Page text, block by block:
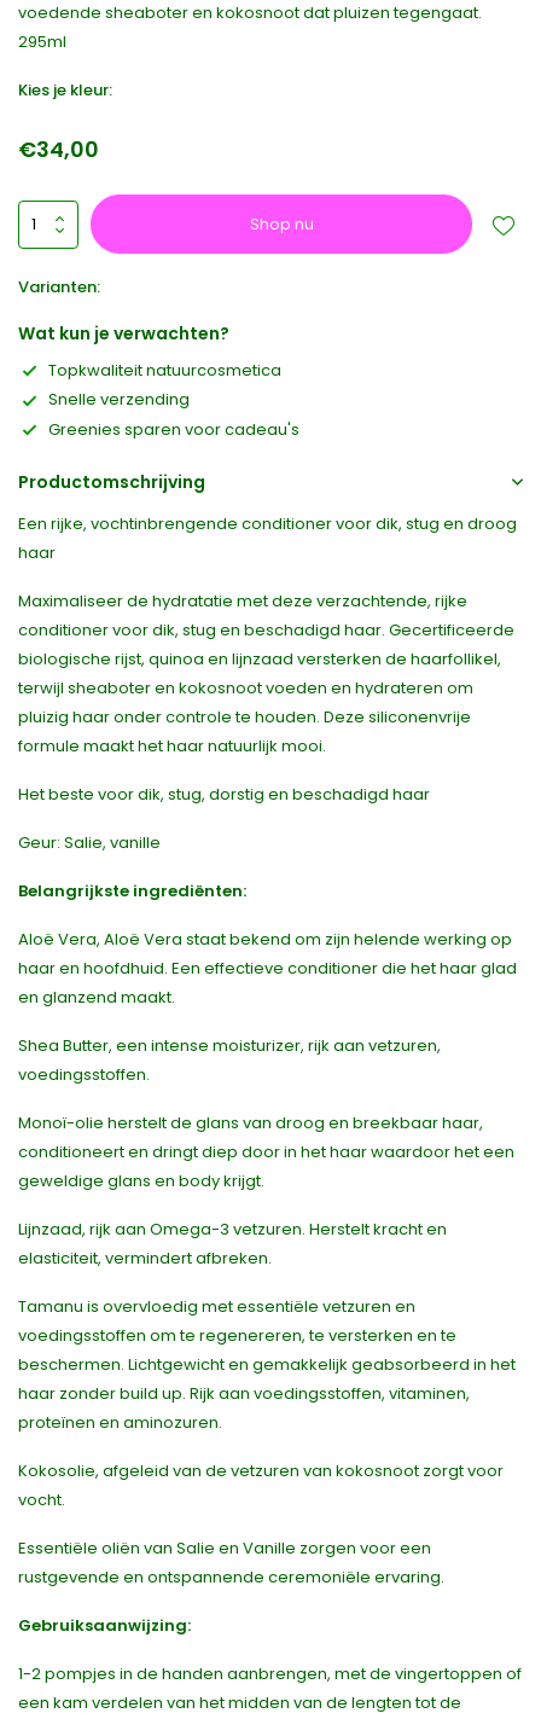
voedende sheaboter en kokosnoot dat pluizen tegengaat.
295ml
Kies je kleur:
€34,00
Shop nu
Varianten:
Wat kun je verwachten?
Topkwaliteit natuurcosmetica
Snelle verzending
Greenies sparen voor cadeau's
Productomschrijving
Een rijke, vochtinbrengende conditioner voor dik, stug en droog
haar
Maximaliseer de hydratatie met deze verzachtende, rijke
conditioner voor dik, stug en beschadigd haar. Gecertificeerde
biologische rijst, quinoa en lijnzaad versterken de haarfollikel,
terwijl sheaboter en kokosnoot voeden en hydrateren om
pluizig haar onder controle te houden. Deze siliconenvrije
formule maakt het haar natuurlijk mooi.
Het beste voor dik, stug, dorstig en beschadigd haar
Geur: Salie, vanille
Belangrijkste ingrediënten:
Aloë Vera, Aloë Vera staat bekend om zijn helende werking op
haar en hoofdhuid. Een effectieve conditioner die het haar glad
en glanzend maakt.
Shea Butter, een intense moisturizer, rijk aan vetzuren,
voedingsstoffen.
Monoï-olie herstelt de glans van droog en breekbaar haar,
conditioneert en dringt diep door in het haar waardoor het een
geweldige glans en body krijgt.
Lijnzaad, rijk aan Omega-3 vetzuren. Herstelt kracht en
elasticiteit, vermindert afbreken.
Tamanu is overvloedig met essentiële vetzuren en
voedingsstoffen om te regenereren, te versterken en te
beschermen. Lichtgewicht en gemakkelijk geabsorbeerd in het
haar zonder build up. Rijk aan voedingsstoffen, vitaminen,
proteïnen en aminozuren.
Kokosolie, afgeleid van de vetzuren van kokosnoot zorgt voor
vocht.
Essentiële oliën van Salie en Vanille zorgen voor een
rustgevende en ontspannende ceremoniële ervaring.
Gebruiksaanwijzing:
1-2 pompjes in de handen aanbrengen, met de vingertoppen of
een kam verdelen van het midden van de lengten tot de